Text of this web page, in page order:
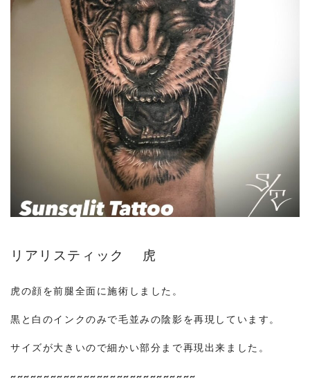
リアリスティック 虎
虎の顔を前腿全面に施術しました。
黒と白のインクのみで毛並みの陰影を再現しています。
サイズが大きいので細かい部分まで再現出来ました。
~~~~~~~~~~~~~~~~~~~~~~~~~~~~